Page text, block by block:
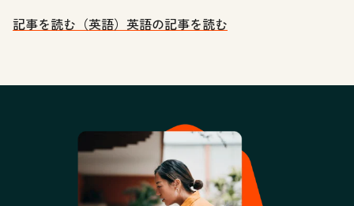
記事を読む（英語） 英語の記事を読む